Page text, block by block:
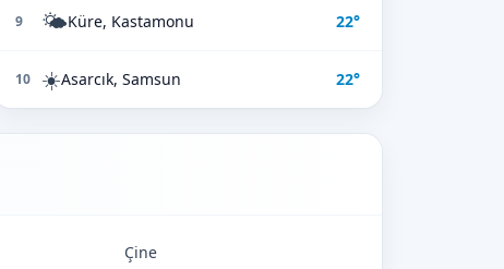
9 🌤️Küre, Kastamonu 22°
10 ☀️Asarcık, Samsun 22°
Çine